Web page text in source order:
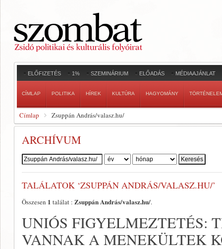
ELŐFIZETÉS 1% SZEMINÁRIUM ELŐADÁS MÉDIAAJÁNLAT
CÍMLAP POLITIKA HÍREK KULTÚRA HAGYOMÁNY
Címlap Zsuppán András/valasz.hu/
ARCHÍVUM
Szerző:
TALÁLATOK ‘ZSUPPÁN ANDRÁS/VALASZ.HU/’
Összesen 1 találat : Zsuppán András/valasz.hu/.
UNIÓS FIGYELMEZTETÉS:
VANNAK A MENEKÜLTEK